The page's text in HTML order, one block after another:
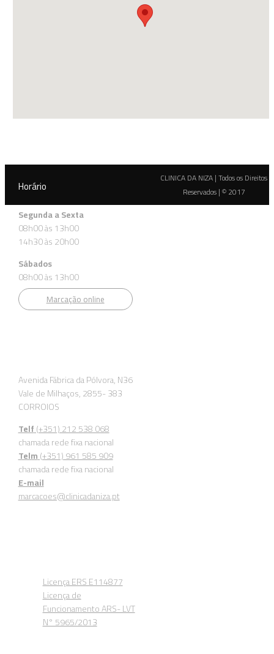
Horário
Segunda a Sexta
08h00 às 13h00
14h30 às 20h00
Sábados
08h00 às 13h00
Marcação online
Avenida Fábrica da Pólvora, N36
Vale de Milhaços, 2855- 383
CORROIOS
Telf(+351) 212 538 068
chamada rede fixa nacional
Telm(+351) 961 585 909
chamada rede fixa nacional
E-mail
marcacoes@clinicadaniza.pt
Licença ERS E114877
Licença de
Funcionamento ARS- LVT
N° 5965/2013
CLINICA DA NIZA | Todos os Direitos
Reservados | © 2017